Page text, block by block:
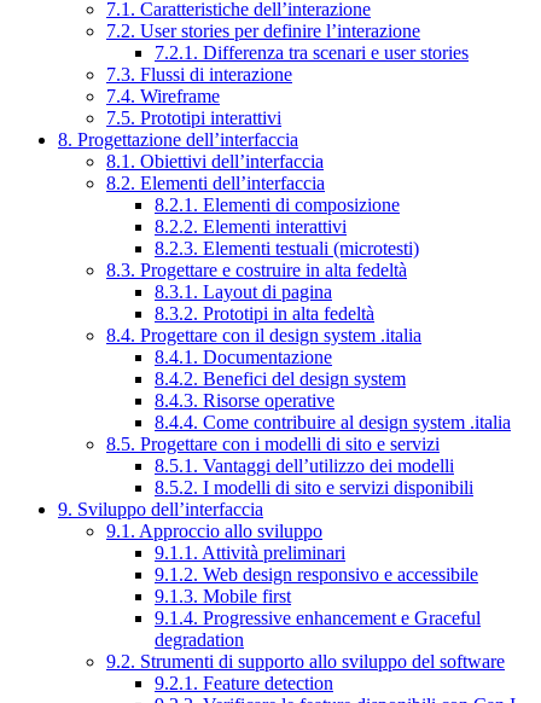
7.1. Caratteristiche dell’interazione
7.2. User stories per definire l’interazione
7.2.1. Differenza tra scenari e user stories
7.3. Flussi di interazione
7.4. Wireframe
7.5. Prototipi interattivi
8. Progettazione dell’interfaccia
8.1. Obiettivi dell’interfaccia
8.2. Elementi dell’interfaccia
8.2.1. Elementi di composizione
8.2.2. Elementi interattivi
8.2.3. Elementi testuali (microtesti)
8.3. Progettare e costruire in alta fedeltà
8.3.1. Layout di pagina
8.3.2. Prototipi in alta fedeltà
8.4. Progettare con il design system .italia
8.4.1. Documentazione
8.4.2. Benefici del design system
8.4.3. Risorse operative
8.4.4. Come contribuire al design system .italia
8.5. Progettare con i modelli di sito e servizi
8.5.1. Vantaggi dell’utilizzo dei modelli
8.5.2. I modelli di sito e servizi disponibili
9. Sviluppo dell’interfaccia
9.1. Approccio allo sviluppo
9.1.1. Attività preliminari
9.1.2. Web design responsivo e accessibile
9.1.3. Mobile first
9.1.4. Progressive enhancement e Graceful
degradation
9.2. Strumenti di supporto allo sviluppo del software
9.2.1. Feature detection